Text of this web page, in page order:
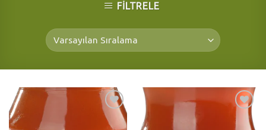
FILTRELE
Add to
wishlist
Add to
wishlist